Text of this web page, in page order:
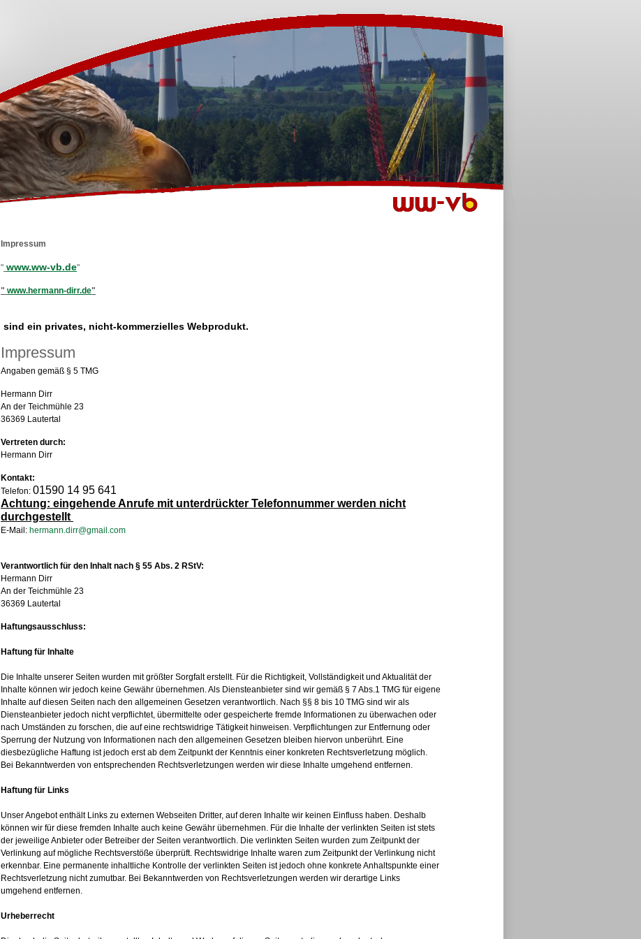
Impressum
" www.ww-vb.de"
" www.hermann-dirr.de"
sind ein privates, nicht-kommerzielles Webprodukt.
Impressum
Angaben gemäß § 5 TMG
Hermann Dirr
An der Teichmühle 23
36369 Lautertal
Vertreten durch:
Hermann Dirr
Kontakt:
Telefon: 01590 14 95 641
Achtung: eingehende Anrufe mit unterdrückter Telefonnummer werden nicht
durchgestellt
E-Mail: hermann.dirr@gmail.com
Verantwortlich für den Inhalt nach § 55 Abs. 2 RStV:
Hermann Dirr
An der Teichmühle 23
36369 Lautertal
Haftungsausschluss:
Haftung für Inhalte
Die Inhalte unserer Seiten wurden mit größter Sorgfalt erstellt. Für die Richtigkeit, Vollständigkeit und Aktualität der
Inhalte können wir jedoch keine Gewähr übernehmen. Als Diensteanbieter sind wir gemäß § 7 Abs.1 TMG für eigene
Inhalte auf diesen Seiten nach den allgemeinen Gesetzen verantwortlich. Nach §§ 8 bis 10 TMG sind wir als
Diensteanbieter jedoch nicht verpflichtet, übermittelte oder gespeicherte fremde Informationen zu überwachen oder
nach Umständen zu forschen, die auf eine rechtswidrige Tätigkeit hinweisen. Verpflichtungen zur Entfernung oder
Sperrung der Nutzung von Informationen nach den allgemeinen Gesetzen bleiben hiervon unberührt. Eine
diesbezügliche Haftung ist jedoch erst ab dem Zeitpunkt der Kenntnis einer konkreten Rechtsverletzung möglich.
Bei Bekanntwerden von entsprechenden Rechtsverletzungen werden wir diese Inhalte umgehend entfernen.
Haftung für Links
Unser Angebot enthält Links zu externen Webseiten Dritter, auf deren Inhalte wir keinen Einfluss haben. Deshalb
können wir für diese fremden Inhalte auch keine Gewähr übernehmen. Für die Inhalte der verlinkten Seiten ist stets
der jeweilige Anbieter oder Betreiber der Seiten verantwortlich. Die verlinkten Seiten wurden zum Zeitpunkt der
Verlinkung auf mögliche Rechtsverstöße überprüft. Rechtswidrige Inhalte waren zum Zeitpunkt der Verlinkung nicht
erkennbar. Eine permanente inhaltliche Kontrolle der verlinkten Seiten ist jedoch ohne konkrete Anhaltspunkte einer
Rechtsverletzung nicht zumutbar. Bei Bekanntwerden von Rechtsverletzungen werden wir derartige Links
umgehend entfernen.
Urheberrecht